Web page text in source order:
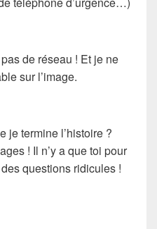
de réseau ! Et je ne
sur l’image.
je termine l’histoire ?
! Il n’y a que toi pour
questions ridicules !